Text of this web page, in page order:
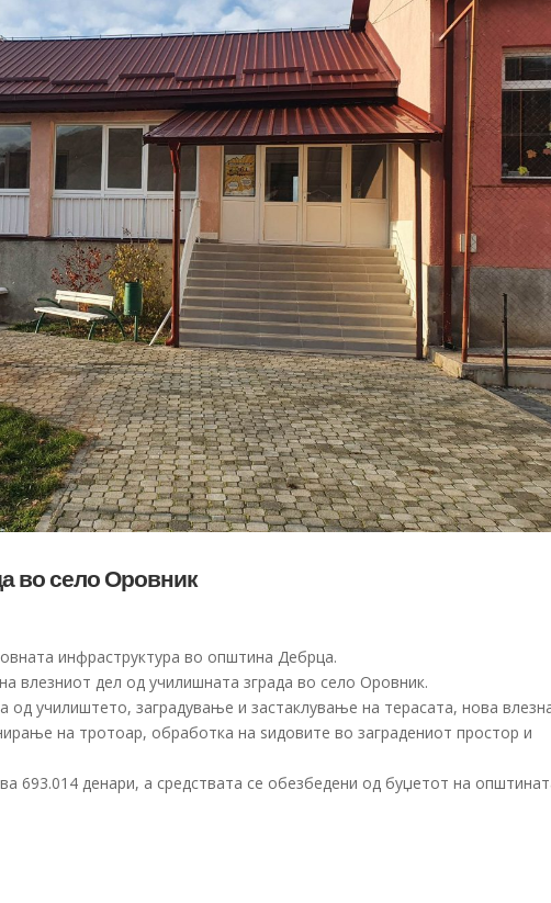
во село Оровник
инфраструктура во општина Дебрца.
влезниот дел од училишната зграда во село Оровник.
од училиштето, заградување и застаклување на терасата, нова
на тротоар, обработка на ѕидовите во заградениот простор и
693.014 денари, а средствата се обезбедени од буџетот на